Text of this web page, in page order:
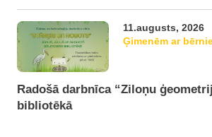
11.augusts, 2026
Ģimenēm ar
Radošā darbnīca “Ziloņu
bibliotēkā